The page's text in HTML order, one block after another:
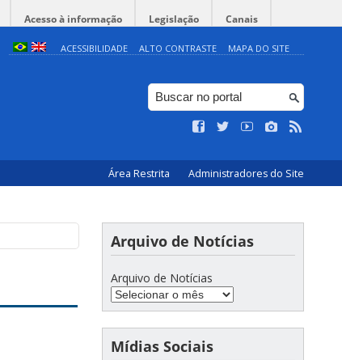
Acesso à informação Legislação Canais
ACESSIBILIDADE ALTO CONTRASTE MAPA DO SITE
Área Restrita Administradores do Site
Arquivo de Notícias
Arquivo de Notícias
Mídias Sociais